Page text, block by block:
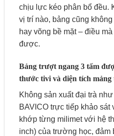
chịu lực kéo phân bổ đều.
vị trí nào, bảng cũng
hay võng bề mặt – điều
được.
Bảng trượt ngang 3 tấm
thước tivi và diện tích
Không sản xuất đại trà
BAVICO trực tiếp khảo sát
khớp từng milimet với hệ
inch) của trường học, đảm